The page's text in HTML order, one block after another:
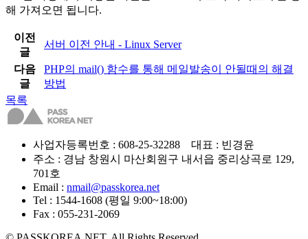
해 가져오면 됩니다.
이전
글
서버 이전 안내 - Linux Server
다음
글
PHP의 mail() 함수를 통해 메일발송이 안될때의 해결
방법
목록
사업자등록번호 : 608-25-32288 대표 : 빈경윤
주소 : 경남 창원시 마산회원구 내서읍 중리상곡로 129,
701호
Email : nmail@passkorea.net
Tel : 1544-1608 (평일 9:00~18:00)
Fax : 055-231-2069